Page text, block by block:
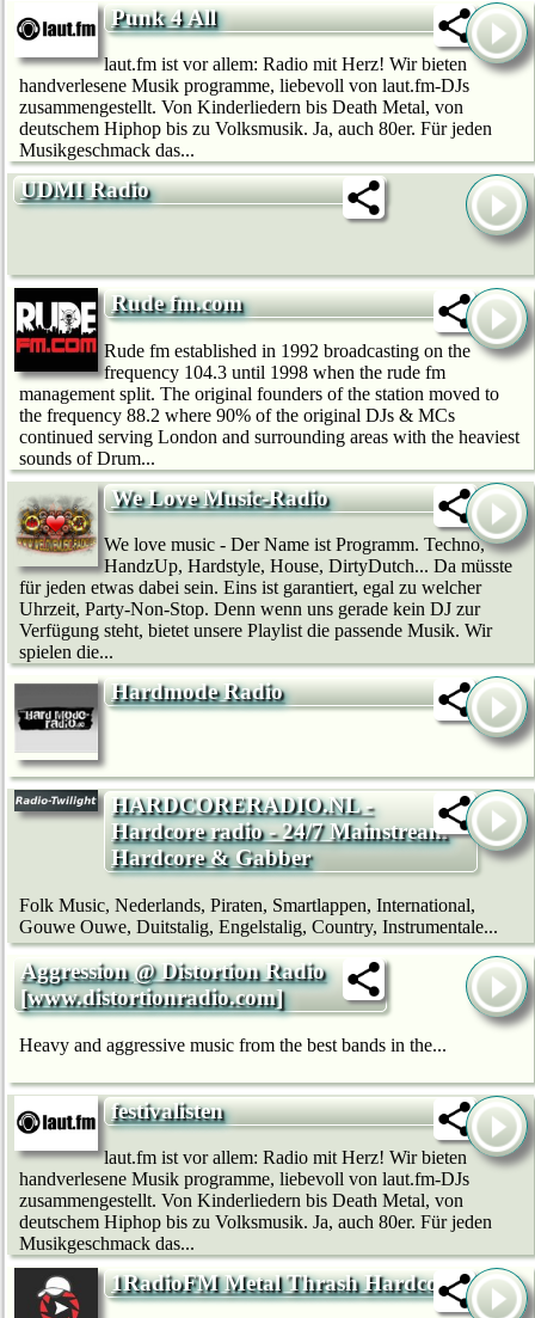
Punk 4 All
laut.fm ist vor allem: Radio mit Herz! Wir bie­ten
handverlesene Musik programme, liebevoll von laut.fm-DJs
zusammengestellt. Von Kinderliedern bis Death Metal, von
deutschem Hip­hop bis zu Volksmusik. Ja, auch 80er. Für jeden
Musikgeschmack das...
UDMI Radio
Rude fm.com
Rude fm established in 1992 broadcasting on the
frequency 104.3 until 1998 when the rude fm
management split. The original founders of the station moved to
the frequency 88.2 where 90% of the original DJs & MCs
continued serving London and surrounding areas with the heaviest
sounds of Drum...
We Love Music-Radio
We love music - Der Name ist Programm. Techno,
HandzUp, Hardstyle, House, DirtyDutch... Da müsste
für jeden etwas dabei sein. Eins ist garantiert, egal zu welcher
Uhrzeit, Party-Non-Stop. Denn wenn uns gerade kein DJ zur
Verfügung steht, bietet unsere Playlist die passende Musik. Wir
spielen die...
Hardmode Radio
HARDCORERADIO.NL -
Hardcore radio - 24/7 Mainstream
Hardcore & Gabber
Folk Music, Nederlands, Piraten, Smartlappen, International,
Gouwe Ouwe, Duitstalig, Engelstalig, Country, Instrumentale...
Aggression @ Distortion Radio
[www.distortionradio.com]
Heavy and aggressive music from the best bands in the...
festivalisten
laut.fm ist vor allem: Radio mit Herz! Wir bie­ten
handverlesene Musik programme, liebevoll von laut.fm-DJs
zusammengestellt. Von Kinderliedern bis Death Metal, von
deutschem Hip­hop bis zu Volksmusik. Ja, auch 80er. Für jeden
Musikgeschmack das...
1RadioFM Metal Thrash Hardcore